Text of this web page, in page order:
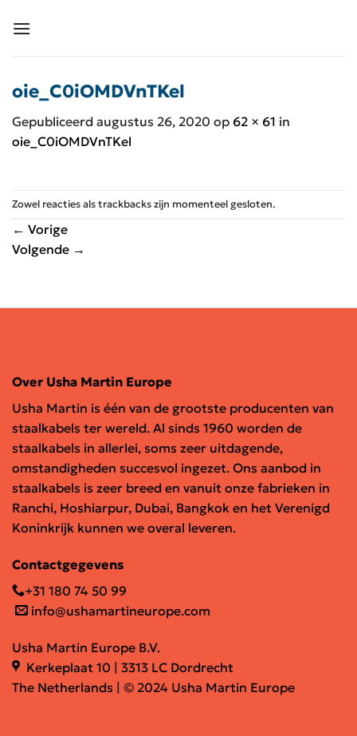
naar
oie_C0iOMDVnTKel
Gepubliceerd augustus 26, 2020 op 62 × 61 in
oie_C0iOMDVnTKel
Zowel reacties als trackbacks zijn momenteel gesloten.
← Vorige
Volgende →
Over Usha Martin Europe
Usha Martin is één van de grootste producenten van
staalkabels ter wereld. Al sinds 1960 worden de
staalkabels in allerlei, soms zeer uitdagende,
omstandigheden succesvol ingezet. Ons aanbod in
staalkabels is zeer breed en vanuit onze fabrieken in
Ranchi, Hoshiarpur, Dubai, Bangkok en het Verenigd
Koninkrijk kunnen we overal leveren.
Contactgegevens
+31 180 74 50 99
info@ushamartineurope.com
Usha Martin Europe B.V.
Kerkeplaat 10 | 3313 LC Dordrecht
The Netherlands | © 2024 Usha Martin Europe